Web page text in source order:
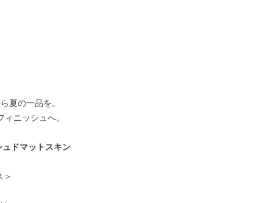
夏の一品を。
ニッシュへ。
ドマットスキン
＞